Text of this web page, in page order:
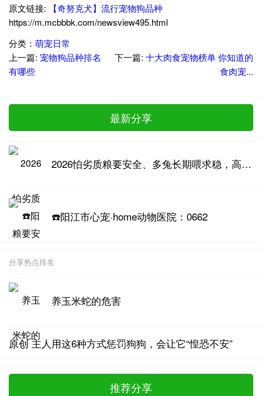
原文链接:
【奇努克犬】流行宠物狗品种
https://m.mcbbbk.com/newsview495.html
分类： 萌宠日常
上一篇: 宠物狗品种排名
有哪些
下一篇: 十大肉食宠物榜单 你知道的
食肉宠...
最新分享
2026怕劣质粮要安全、多兔长期喂求稳，高品质兔粮推荐
☎️阳江市心宠·home动物医院：0662
分享热点排名
养玉米蛇的危害
原创 主人用这6种方式惩罚狗狗，会让它“惶恐不安”
推荐分享